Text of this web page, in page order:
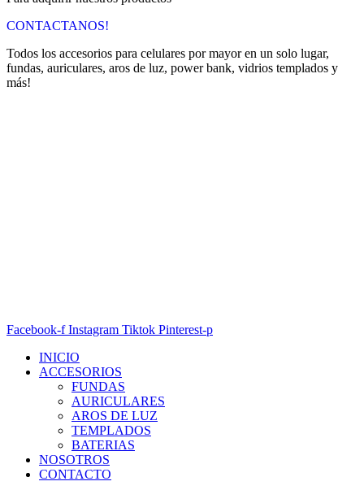
CONTACTANOS!
Todos los accesorios para celulares por mayor en un solo lugar,
fundas, auriculares, aros de luz, power bank, vidrios templados y
más!
Facebook-f Instagram Tiktok Pinterest-p
INICIO
ACCESORIOS
FUNDAS
AURICULARES
AROS DE LUZ
TEMPLADOS
BATERIAS
NOSOTROS
CONTACTO